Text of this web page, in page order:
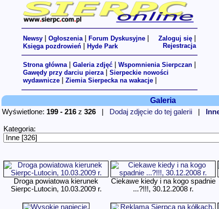
Newsy Ogłoszenia Forum Dyskusyjne
Księga pozdrowień Hyde Park
Zaloguj się
Rejestracja
Strona główna| Galeria zdjęć Wspomnienia Sierpczan
Gawędy przy darciu pierza| Sierpeckie nowości
wydawnicze
Ziemia Sierpecka na wakacje
Galeria
Wyświetlone: 199 - 216 z 326 Dodaj zdjęcie do tej galerii
Kategoria:
Droga powiatowa kierunek
Sierpc-Lutocin, 10.03.2009 r.
Ciekawe kiedy i na kogo spadnie
...?!!!, 30.12.2008 r.